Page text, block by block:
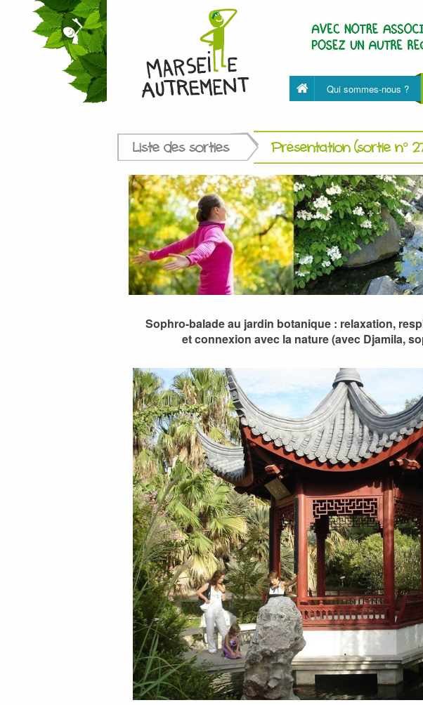
Qui sommes-nous ?
Liste des sorties Présentation (sortie n°
Sophro-balade au jardin botanique : relaxation,
et connexion avec la nature (avec Djamila,